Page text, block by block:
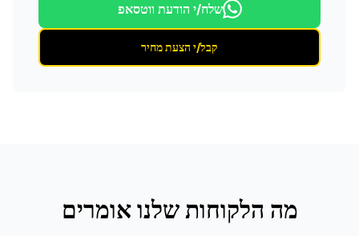
שלח/י הודעת ווטסאפ
קבל/י הצעת מחיר
מה הלקוחות שלנו אומרים